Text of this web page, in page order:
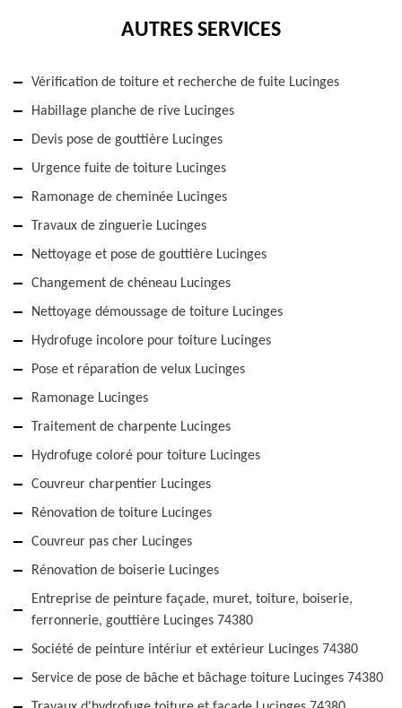
AUTRES SERVICES
Vérification de toiture et recherche de fuite Lucinges
Habillage planche de rive Lucinges
Devis pose de gouttière Lucinges
Urgence fuite de toiture Lucinges
Ramonage de cheminée Lucinges
Travaux de zinguerie Lucinges
Nettoyage et pose de gouttière Lucinges
Changement de chéneau Lucinges
Nettoyage démoussage de toiture Lucinges
Hydrofuge incolore pour toiture Lucinges
Pose et réparation de velux Lucinges
Ramonage Lucinges
Traitement de charpente Lucinges
Hydrofuge coloré pour toiture Lucinges
Couvreur charpentier Lucinges
Rénovation de toiture Lucinges
Couvreur pas cher Lucinges
Rénovation de boiserie Lucinges
Entreprise de peinture façade, muret, toiture, boiserie,
ferronnerie, gouttière Lucinges 74380
Société de peinture intériur et extérieur Lucinges 74380
Service de pose de bâche et bâchage toiture Lucinges 74380